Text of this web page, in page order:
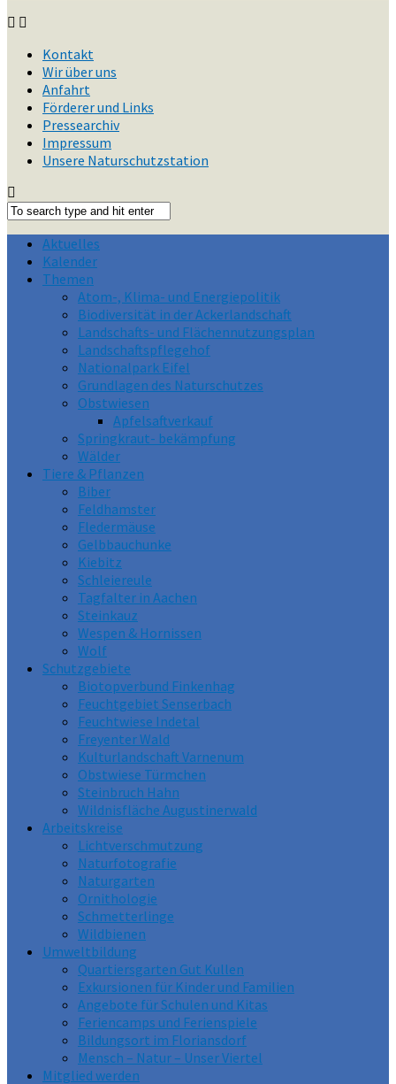
Kontakt
Wir über uns
Anfahrt
Förderer und Links
Pressearchiv
Impressum
Unsere Naturschutzstation
Aktuelles
Kalender
Themen
Atom-, Klima- und Energiepolitik
Biodiversität in der Ackerlandschaft
Landschafts- und Flächennutzungsplan
Landschaftspflegehof
Nationalpark Eifel
Grundlagen des Naturschutzes
Obstwiesen
Apfelsaftverkauf
Springkraut- bekämpfung
Wälder
Tiere & Pflanzen
Biber
Feldhamster
Fledermäuse
Gelbbauchunke
Kiebitz
Schleiereule
Tagfalter in Aachen
Steinkauz
Wespen & Hornissen
Wolf
Schutzgebiete
Biotopverbund Finkenhag
Feuchtgebiet Senserbach
Feuchtwiese Indetal
Freyenter Wald
Kulturlandschaft Varnenum
Obstwiese Türmchen
Steinbruch Hahn
Wildnisfläche Augustinerwald
Arbeitskreise
Lichtverschmutzung
Naturfotografie
Naturgarten
Ornithologie
Schmetterlinge
Wildbienen
Umweltbildung
Quartiersgarten Gut Kullen
Exkursionen für Kinder und Familien
Angebote für Schulen und Kitas
Feriencamps und Ferienspiele
Bildungsort im Floriansdorf
Mensch – Natur – Unser Viertel
Mitglied werden